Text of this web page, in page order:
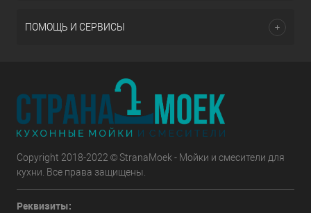
ПОМОЩЬ И СЕРВИСЫ
Copyright 2018-2022 © StranaMoek - Мойки и смесители для
кухни. Все права защищены.
Реквизиты: